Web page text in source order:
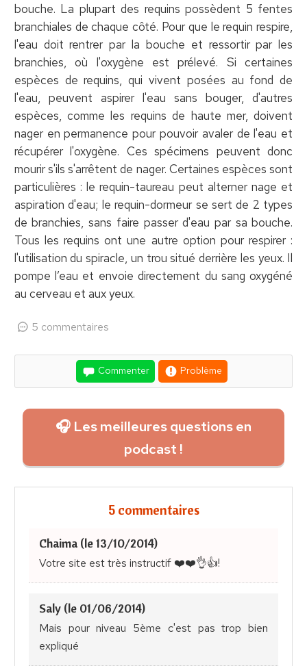
bouche. La plupart des requins possèdent 5 fentes
branchiales de chaque côté. Pour que le requin respire,
l'eau doit rentrer par la bouche et ressortir par les
branchies, où l'oxygène est prélevé. Si certaines
espèces de requins, qui vivent posées au fond de
l'eau, peuvent aspirer l'eau sans bouger, d'autres
espèces, comme les requins de haute mer, doivent
nager en permanence pour pouvoir avaler de l'eau et
récupérer l'oxygène. Ces spécimens peuvent donc
mourir s'ils s'arrêtent de nager. Certaines espèces sont
particulières : le requin-taureau peut alterner nage et
aspiration d'eau; le requin-dormeur se sert de 2 types
de branchies, sans faire passer d'eau par sa bouche.
Tous les requins ont une autre option pour respirer :
l'utilisation du spiracle, un trou situé derrière les yeux. Il
pompe l’eau et envoie directement du sang oxygéné
au cerveau et aux yeux.
5 commentaires
Commenter Problème
🎧 Les meilleures questions en
podcast !
5 commentaires
Chaima (le 13/10/2014)
Votre site est très instructif ❤️❤️👌👍!
Saly (le 01/06/2014)
Mais pour niveau 5ème c'est pas trop bien
expliqué